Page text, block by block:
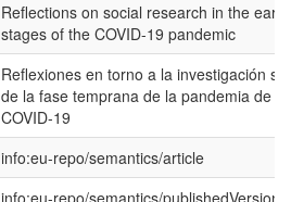
Reflections on social research in the early
stages of the COVID-19 pandemic
Reflexiones en torno a la investigación
de la fase temprana de la pandemia de
COVID-19
info:eu-repo/semantics/article
info:eu-repo/semantics/publishedVersion